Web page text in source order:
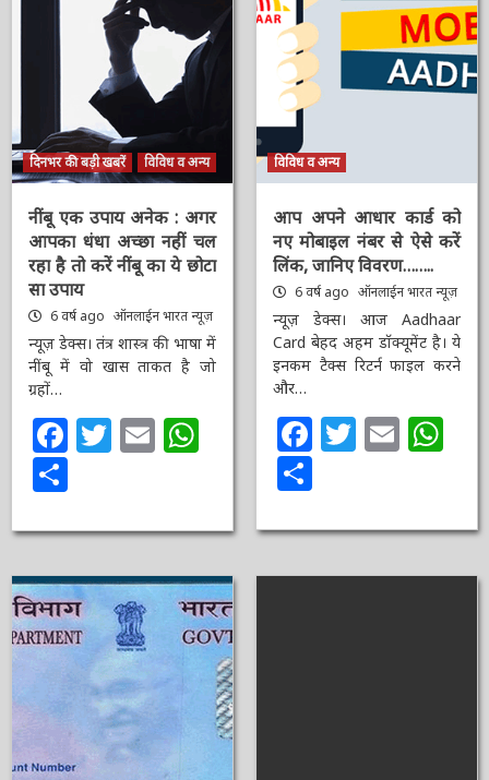
दिनभर की बड़ी खबरें
विविध व अन्य
नींबू एक उपाय अनेक : अगर
आपका धंधा अच्छा नहीं चल
रहा है तो करें नींबू का ये
छोटा सा उपाय
6 वर्ष ago ऑनलाईन भारत
न्यूज़ डेक्स। तंत्र शास्त्र की भाषा
में नींबू में वो खास ताकत है जो
ग्रहों…
Facebook
Twitter
EmailWhatsApp
विविध व अन्य
आप अपने आधार कार्ड को
नए मोबाइल नंबर से ऐसे करें
लिंक, जानिए विवरण……..
6 वर्ष ago
ऑनलाईन भारत
न्यूज़ डेक्स। आज Aadhaar
Card बेहद अहम डॉक्यूमेंट है।
ये इनकम टैक्स रिटर्न फाइल
Facebook
Twitter
Email
Share